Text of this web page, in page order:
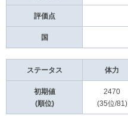
評価点
国
ステータス 体力
初期値
(順位)
2470
(35位/81)